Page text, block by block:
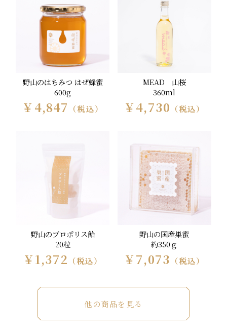
野山のはちみつ はぜ蜂蜜
600g
￥4,847 （税込）
MEAD 山桜
360ml
￥4,730 （税込）
野山のプロポリス飴
20粒
￥1,372 （税込）
野山の国産巣蜜
約350ｇ
￥7,073 （税込）
他の商品を見る